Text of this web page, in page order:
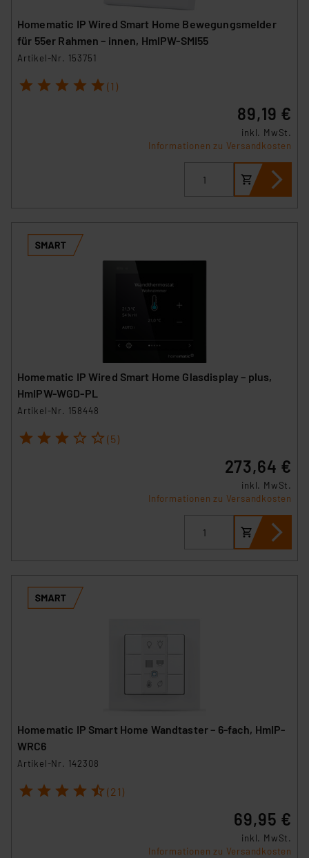
Datenschutzerklärung
Homematic IP Wired Smart Home Bewegungsmelder
für 55er Rahmen – innen, HmIPW-SMI55
Artikel-Nr. 153751
1 2 3 4 5 (1)
89,19 €
inkl. MwSt.
Informationen zu Versandkosten
Homematic IP Wired Smart Home Glasdisplay – plus,
HmIPW-WGD-PL
Artikel-Nr. 158448
1 2 3 4 5 (5)
273,64 €
inkl. MwSt.
Informationen zu Versandkosten
Homematic IP Smart Home Wandtaster – 6-fach, HmIP-
WRC6
Artikel-Nr. 142308
1 2 3 4 5 (21)
69,95 €
inkl. MwSt.
Informationen zu Versandkosten